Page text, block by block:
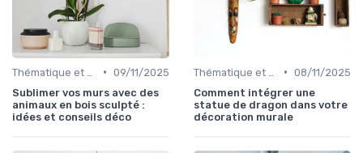
• 09/11/2025
Sublimer vos murs avec des
animaux en bois sculpté :
idées et conseils déco
• 08/11/2025
Comment intégrer une
statue de dragon dans votre
décoration murale